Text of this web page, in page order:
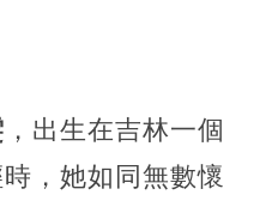
，出生在吉林一個
，她如同無數懷